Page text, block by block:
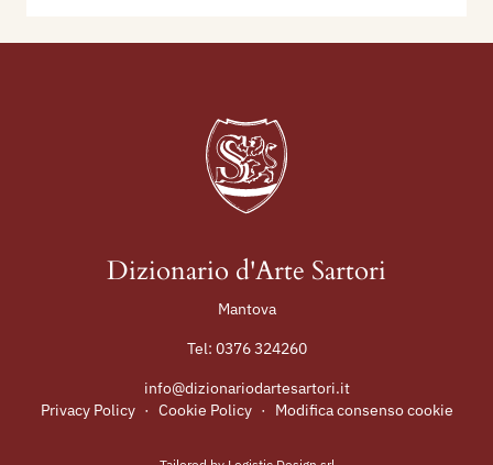
Dizionario d'Arte Sartori
Mantova
Tel: 0376 324260
info@dizionariodartesartori.it
Privacy Policy · Cookie Policy · Modifica consenso cookie